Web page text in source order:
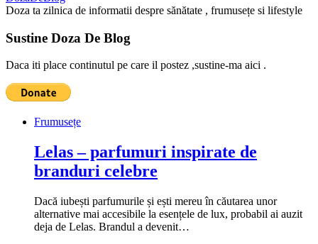
Doza ta zilnica de informatii despre sănătate , frumusețe si lifestyle
Sustine Doza De Blog
Daca iti place continutul pe care il postez ,sustine-ma aici .
Frumusețe
Lelas – parfumuri inspirate de
branduri celebre
Dacă iubești parfumurile și ești mereu în căutarea unor
alternative mai accesibile la esențele de lux, probabil ai auzit
deja de Lelas. Brandul a devenit…